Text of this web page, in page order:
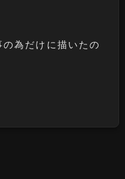
為だけに描いたの